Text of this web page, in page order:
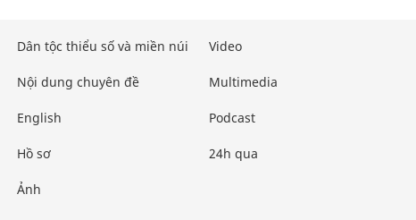
Dân tộc thiểu số và miền núi
Nội dung chuyên đề
English
Hồ sơ
Ảnh
Video
Multimedia
Podcast
24h qua